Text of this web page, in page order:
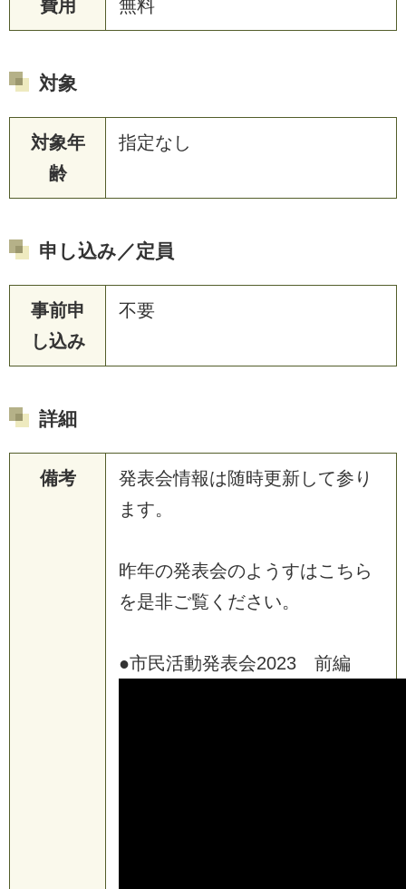
費用 無料
対象
対象年
齢
指定なし
申し込み／定員
事前申
し込み
不要
詳細
備考
発表会情報は随時更新して参り
ます。
昨年の発表会のようすはこちら
を是非ご覧ください。
●市民活動発表会2023 前編